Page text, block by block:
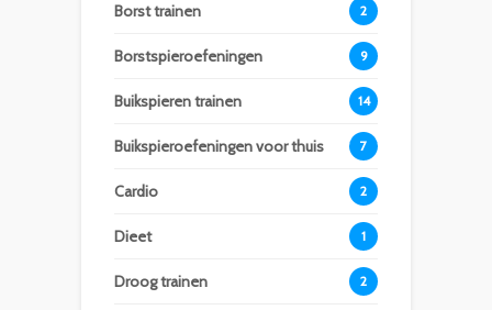
Borst trainen 2
Borstspieroefeningen 9
Buikspieren trainen 14
Buikspieroefeningen voor thuis 7
Cardio 2
Dieet 1
Droog trainen 2